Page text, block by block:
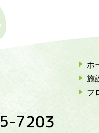
ホ
施
フ
7203